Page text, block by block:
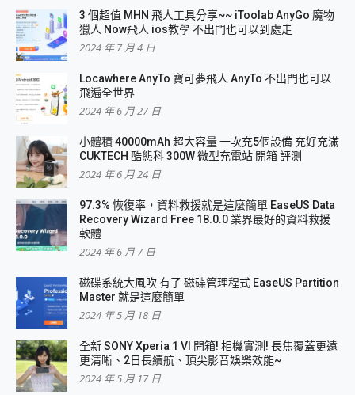
3 個超值 MHN 飛人工具分享~~ iToolab AnyGo 魔物
獵人 Now飛人 ios教學 不出門也可以到處走
2024 年 7 月 4 日
Locawhere AnyTo 寶可夢飛人 AnyTo 不出門也可以
飛遍全世界
2024 年 6 月 27 日
小體積 40000mAh 超大容量 一次充5個設備 充好充滿
CUKTECH 酷態科 300W 微型充電站 開箱 評測
2024 年 6 月 24 日
97.3% 恢復率，資料救援就是這麼簡單 EaseUS Data
Recovery Wizard Free 18.0.0 業界最好的資料救援
軟體
2024 年 6 月 7 日
磁碟系統大風吹 有了 磁碟管理程式 EaseUS Partition
Master 就是這麼簡單
2024 年 5 月 18 日
全新 SONY Xperia 1 VI 開箱! 相機實測! 長焦覆蓋更遠
更清晰、2日長續航、頂尖影音娛樂效能~
2024 年 5 月 17 日